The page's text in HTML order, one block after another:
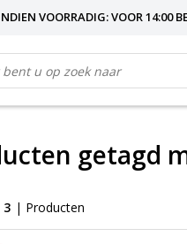
VOORRADIG: VOOR 14:00
getagd
3 | Producten